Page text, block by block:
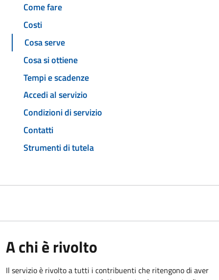
Come fare
Costi
Cosa serve
Cosa si ottiene
Tempi e scadenze
Accedi al servizio
Condizioni di servizio
Contatti
Strumenti di tutela
A chi è rivolto
Il servizio è rivolto a tutti i contribuenti che ritengono di aver